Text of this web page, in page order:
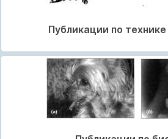
Публикации по